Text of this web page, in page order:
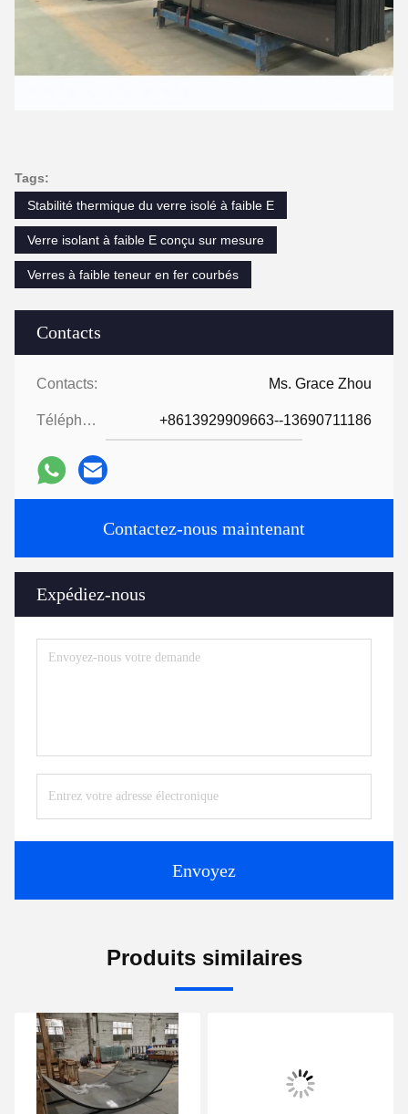
Contacts
Contacts: Ms. Grace Zhou
Téléphone: +8613929909663--13690711186
Contactez-nous maintenant
Expédiez-nous
Envoyez
Tags:
Stabilité thermique du verre isolé à faible E
Verre isolant à faible E conçu sur mesure
Verres à faible teneur en fer courbés
Produits similaires